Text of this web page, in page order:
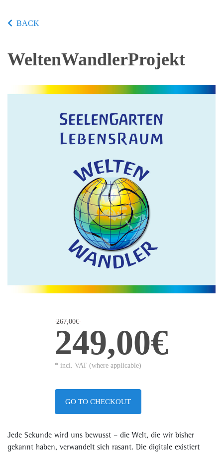
BACK
WeltenWandlerProjekt
267,00€
249,00€
* incl. VAT (where applicable)
GO TO CHECKOUT
Jede Sekunde wird uns bewusst – die Welt, die wir bisher
gekannt haben, verwandelt sich rasant. Die digitale existiert